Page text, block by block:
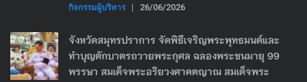
กิจกรรมผู้บริหาร | 26/06/2026
จังหวัดสมุทรปราการ จัดพิธีเจริญพระพุทธมนต์และ
ทำบุญตักบาตรถวายพระกุศล ฉลองพระชนมายุ 99
พรรษา สมเด็จพระอริยวงศาคตญาณ สมเด็จพระ